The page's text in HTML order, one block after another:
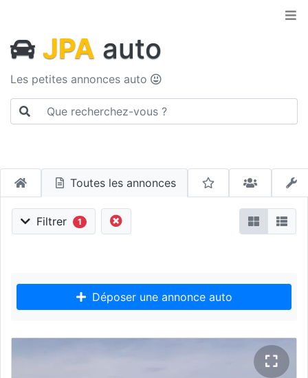
JPA auto
Les petites annonces auto
Toutes les annonces
Filtrer 1
Déposer une annonce auto